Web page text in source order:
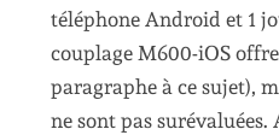
téléphone Android et 1
couplage M600-iOS
paragraphe à ce sujet),
ne sont pas